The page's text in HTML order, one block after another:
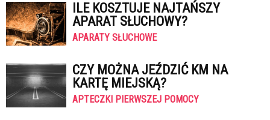
ILE KOSZTUJE NAJTAŃSZY
APARAT SŁUCHOWY?
APARATY SŁUCHOWE
CZY MOŻNA JEŹDZIĆ KM NA
KARTĘ MIEJSKĄ?
APTECZKI PIERWSZEJ POMOCY